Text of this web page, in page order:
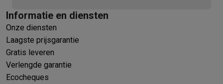
Informatie en diensten
Onze diensten
Laagste prijsgarantie
Gratis leveren
Verlengde garantie
Ecocheques